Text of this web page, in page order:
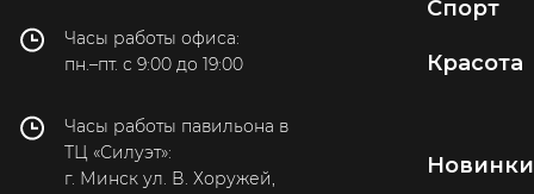
Часы работы офиса:
пн.–пт. с 9:00 до 19:00
Часы работы павильона в
ТЦ «Силуэт»:
г. Минск ул. В. Хоружей,
Спорт
Красота
Новинки